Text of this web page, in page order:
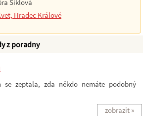
Šiklová
Hradec Králové
z poradny
se zeptala, zda někdo nemáte podobný
zobrazit »